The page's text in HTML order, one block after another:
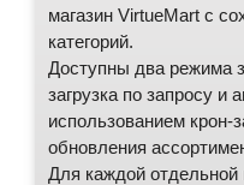
магазин VirtueMart с
категорий.
Доступны два режима
загрузка по запросу и
использованием крон-
обновления
Для каждой отдельной